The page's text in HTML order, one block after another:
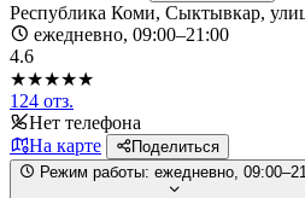
Республика Коми, Сыктывкар,
ежедневно, 09:00–21:00
4.6
★★★★★
124 отз.
Нет телефона
На карте
Поделиться
Режим работы: ежедневно,